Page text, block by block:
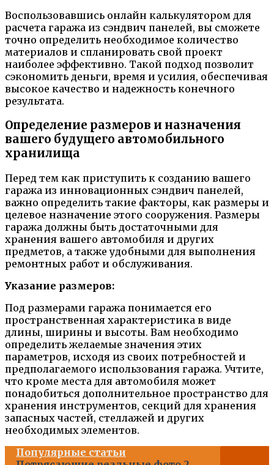
Воспользовавшись онлайн калькулятором для
расчета гаража из сэндвич панелей, вы сможете
точно определить необходимое количество
материалов и спланировать свой проект
наиболее эффективно. Такой подход позволит
сэкономить деньги, время и усилия, обеспечивая
высокое качество и надежность конечного
результата.
Определение размеров и назначения
вашего будущего автомобильного
хранилища
Перед тем как приступить к созданию вашего
гаража из инновационных сэндвич панелей,
важно определить такие факторы, как размеры и
целевое назначение этого сооружения. Размеры
гаража должны быть достаточными для
хранения вашего автомобиля и других
предметов, а также удобными для выполнения
ремонтных работ и обслуживания.
Указание размеров:
Под размерами гаража понимается его
пространственная характеристика в виде
длины, ширины и высоты. Вам необходимо
определить желаемые значения этих
параметров, исходя из своих потребностей и
предполагаемого использования гаража. Учтите,
что кроме места для автомобиля может
понадобиться дополнительное пространство для
хранения инструментов, секций для хранения
запасных частей, стеллажей и других
необходимых элементов.
Популярные статьи